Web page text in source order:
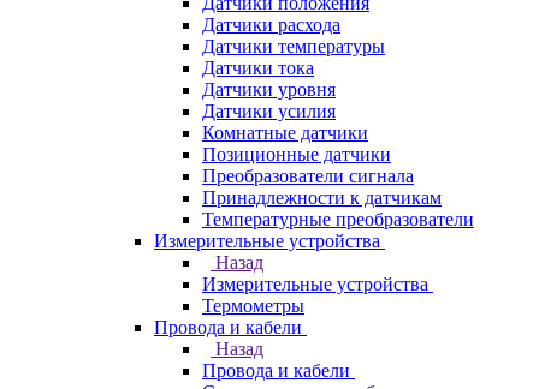
Датчики расхода
Датчики температуры
Датчики тока
Датчики уровня
Датчики усилия
Комнатные датчики
Позиционные датчики
Преобразователи сигнала
Принадлежности к датчикам
Температурные преобразователи
Измерительные устройства
Назад
Измерительные устройства
Термометры
Провода и кабели
Назад
Провода и кабели